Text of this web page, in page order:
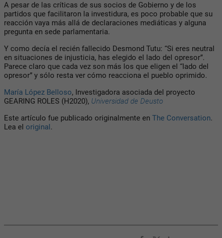
A pesar de las críticas de sus socios de Gobierno y de los
partidos que facilitaron la investidura, es poco probable que su
reacción vaya más allá de declaraciones mediáticas y alguna
pregunta en sede parlamentaria.
Y como decía el recién fallecido Desmond Tutu: “Si eres neutral
en situaciones de injusticia, has elegido el lado del opresor”.
Parece claro que cada vez son más los que eligen el “lado del
opresor” y sólo resta ver cómo reacciona el pueblo oprimido.
María López Belloso, Investigadora asociada del proyecto
GEARING ROLES (H2020), Universidad de Deusto
Este artículo fue publicado originalmente en The Conversation.
Lea el original.